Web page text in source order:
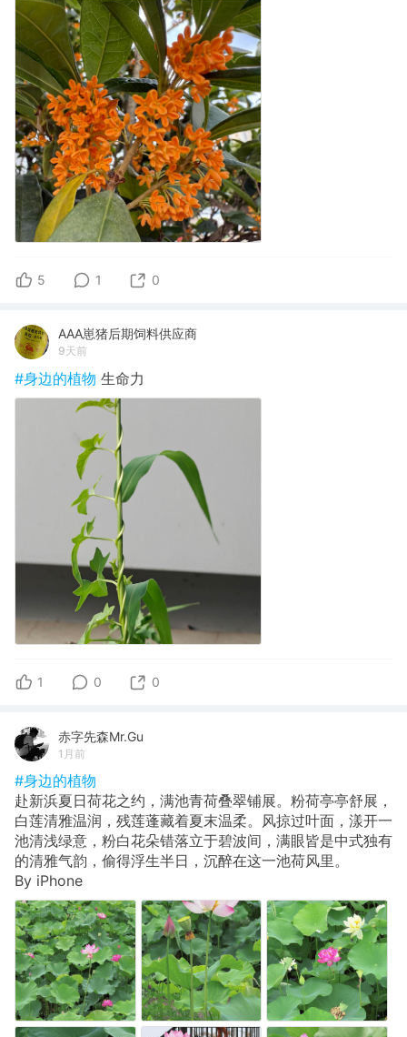
5 1 0
AAA崽猪后期饲料供应商
9天前
#身边的植物 生命力
1 0 0
赤字先森Mr.Gu
1月前
#身边的植物
赴新浜夏日荷花之约，满池青荷叠翠铺展。粉荷亭亭舒展，
白莲清雅温润，残莲蓬藏着夏末温柔。风掠过叶面，漾开一
池清浅绿意，粉白花朵错落立于碧波间，满眼皆是中式独有
的清雅气韵，偷得浮生半日，沉醉在这一池荷风里。
By iPhone